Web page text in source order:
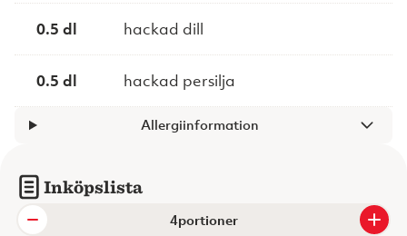
0.5 dl hackad dill
0.5 dl hackad persilja
Allergiinformation
Inköpslista
portioner